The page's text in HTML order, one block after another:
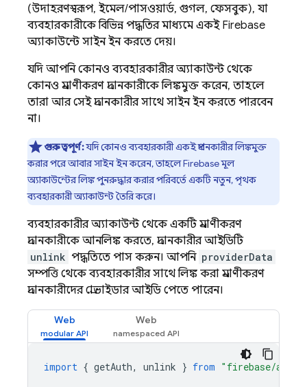
(উদাহরণস্বরূপ, ইমেল/পাসওয়ার্ড, গুগল, ফেসবুক), যা
ব্যবহারকারীকে বিভিন্ন পদ্ধতির মাধ্যমে একই Firebase
অ্যাকাউন্টে সাইন ইন করতে দেয়।
যদি আপনি কোনও ব্যবহারকারীর অ্যাকাউন্ট থেকে
কোনও প্রমাণীকরণ প্রদানকারীকে লিঙ্কমুক্ত করেন, তাহলে
তারা আর সেই প্রদানকারীর সাথে সাইন ইন করতে পারবেন
না।
গুরুত্বপূর্ণ:যদি কোনও ব্যবহারকারী একই প্রদানকারীর লিঙ্কমুক্ত
করার পরে আবার সাইন ইন করেন, তাহলে Firebase মূল
অ্যাকাউন্টের লিঙ্ক পুনরুদ্ধার করার পরিবর্তে একটি নতুন, পৃথক
ব্যবহারকারী অ্যাকাউন্ট তৈরি করে।
ব্যবহারকারীর অ্যাকাউন্ট থেকে একটি প্রমাণীকরণ
প্রদানকারীকে আনলিঙ্ক করতে, প্রদানকারীর আইডিটি
unlink পদ্ধতিতে পাস করুন। আপনি providerData
সম্পত্তি থেকে ব্যবহারকারীর সাথে লিঙ্ক করা প্রমাণীকরণ
প্রদানকারীদের প্রোভাইডার আইডি পেতে পারেন।
Web Web
import { getAuth, unlink } from "firebase/auth"